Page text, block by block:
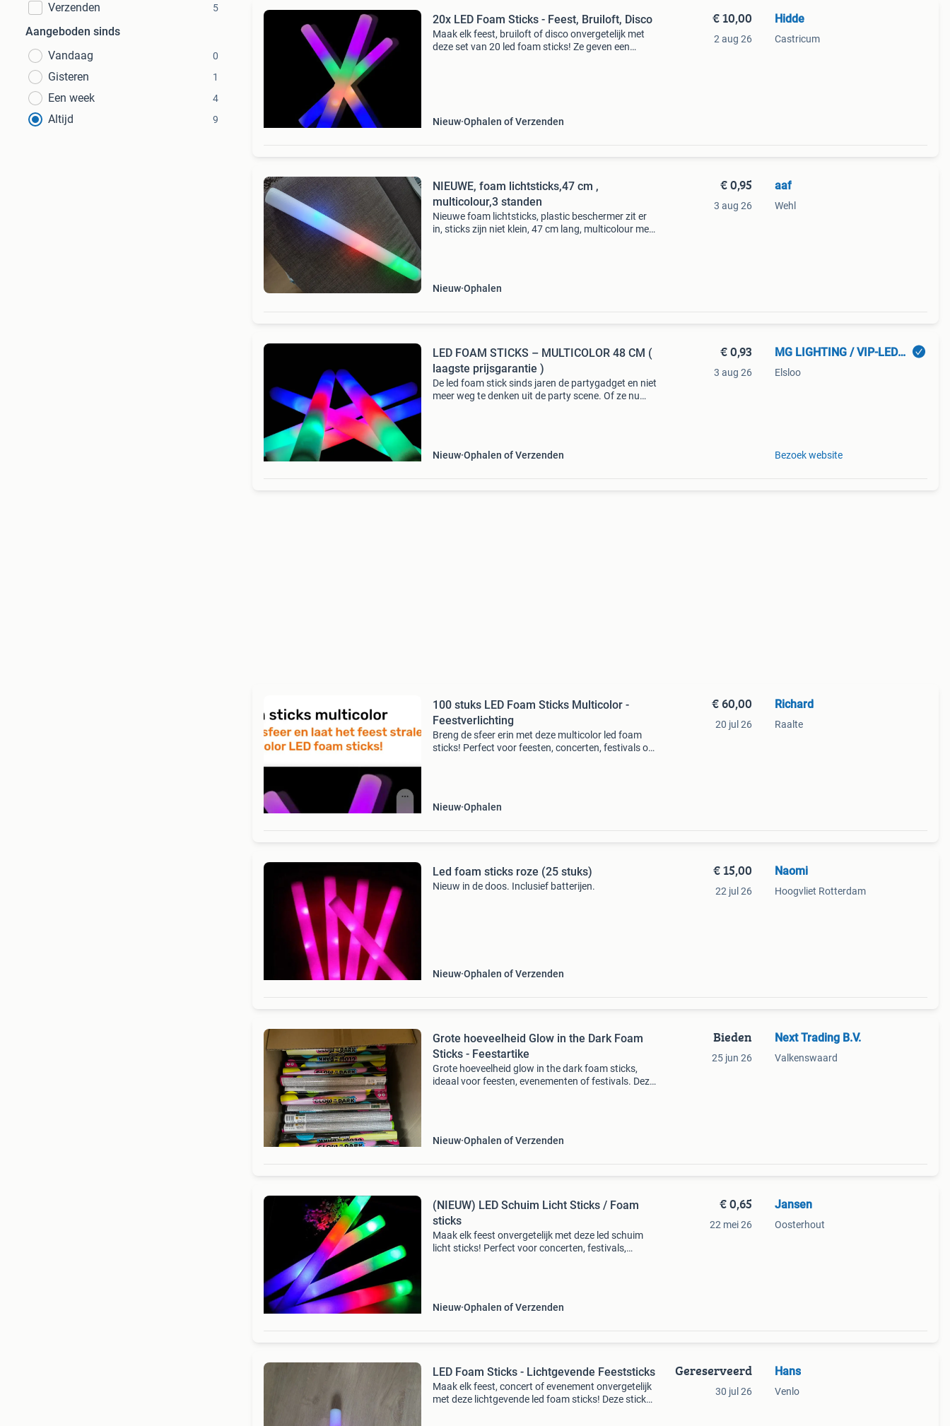
Verzenden 5
Aangeboden sinds
Vandaag
0
Gisteren 1
Een week 4
Altijd 9
20x LED Foam Sticks - Feest, Bruiloft, Disco
Maak elk feest, bruiloft of disco onvergetelijk met
deze set van 20 led foam sticks! Ze geven een
Nieuw Ophalen of Verzenden
€ 10,00
2 aug 26
Hidde
Castricum
NIEUWE, foam lichtsticks,47 cm ,
multicolour,3 standen
Nieuwe foam lichtsticks, plastic beschermer zit er
in, sticks zijn niet klein, 47 cm lang, multicolour met
Nieuw Ophalen
€ 0,95
3 aug 26
aaf
Wehl
LED FOAM STICKS – MULTICOLOR 48 CM (
laagste prijsgarantie )
De led foam stick sinds jaren de partygadget en niet
meer weg te denken uit de party scene. Of ze nu
Nieuw Ophalen of Verzenden
€ 0,93
3 aug 26
MG LIGHTING / VIP-LEDFURNITURE
Elsloo
Bezoek website
100 stuks LED Foam Sticks Multicolor -
Feestverlichting
Breng de sfeer erin met deze multicolor led foam
sticks! Perfect voor feesten, concerten, festivals of
Nieuw Ophalen
€ 60,00
20 jul 26
Richard
Raalte
Led foam sticks roze (25 stuks)
Nieuw in de doos. Inclusief batterijen.
Nieuw Ophalen of Verzenden
€ 15,00
22 jul 26
Naomi
Hoogvliet Rotterdam
Grote hoeveelheid Glow in the Dark Foam
Sticks - Feestartike
Grote hoeveelheid glow in the dark foam sticks,
ideaal voor feesten, evenementen of festivals. Deze
Nieuw Ophalen of Verzenden
Bieden
25 jun 26
Next Trading B.V.
Valkenswaard
(NIEUW) LED Schuim Licht Sticks / Foam
sticks
Maak elk feest onvergetelijk met deze led schuim
licht sticks! Perfect voor concerten, festivals,
Nieuw Ophalen of Verzenden
€ 0,65
22 mei 26
Jansen
Oosterhout
LED Foam Sticks - Lichtgevende Feeststicks
Maak elk feest, concert of evenement onvergetelijk
met deze lichtgevende led foam sticks! Deze sticks
Gereserveerd
30 jul 26
Hans
Venlo